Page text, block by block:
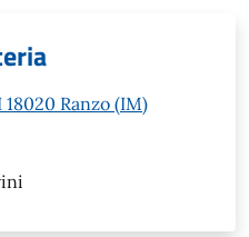
Ranzo (IM)